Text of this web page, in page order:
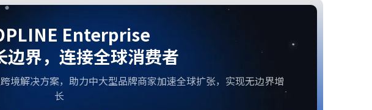
Enterprise
边界，连接全球消费者
境解决方案，助力中大型品牌商家加速全球扩张，实现无边界增
长